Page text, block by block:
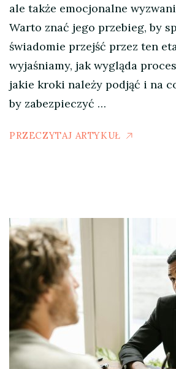
ale także emocjonalne
Warto znać jego przebieg, by
świadomie przejść przez ten
wyjaśniamy, jak wygląda
jakie kroki należy podjąć i na
by zabezpieczyć …
PRZECZYTAJ ARTYKUŁ